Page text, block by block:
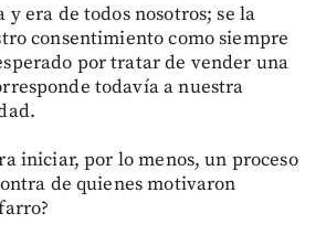
era de todos nosotros; se la
consentimiento como siempre
por tratar de vender una
todavía a nuestra
iniciar, por lo menos, un proceso
de quienes motivaron